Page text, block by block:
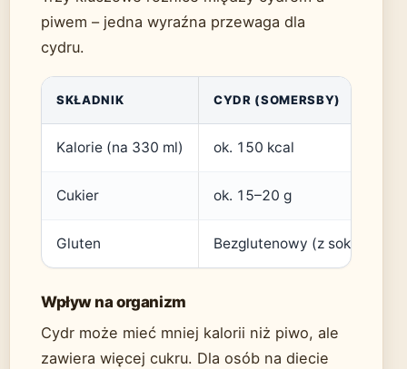
piwem – jedna wyraźna przewaga dla
cydru.
SKŁADNIK CYDR (SOMERSBY)
Kalorie (na 330 ml) ok. 150 kcal
Cukier ok. 15–20 g
Gluten Bezglutenowy (z soku
Wpływ na organizm
Cydr może mieć mniej kalorii niż piwo, ale
zawiera więcej cukru. Dla osób na diecie